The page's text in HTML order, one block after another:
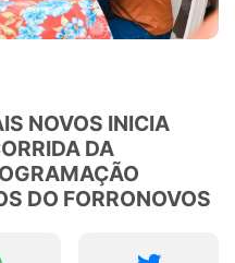
NOVOS INICIA
DA
DO FORRONOVOS